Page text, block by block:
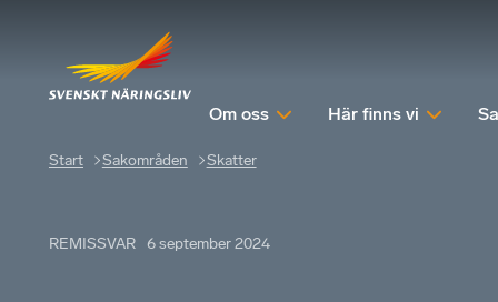
Om oss Här finns vi
Start Sakområden Skatter
REMISSVAR 6 september 2024